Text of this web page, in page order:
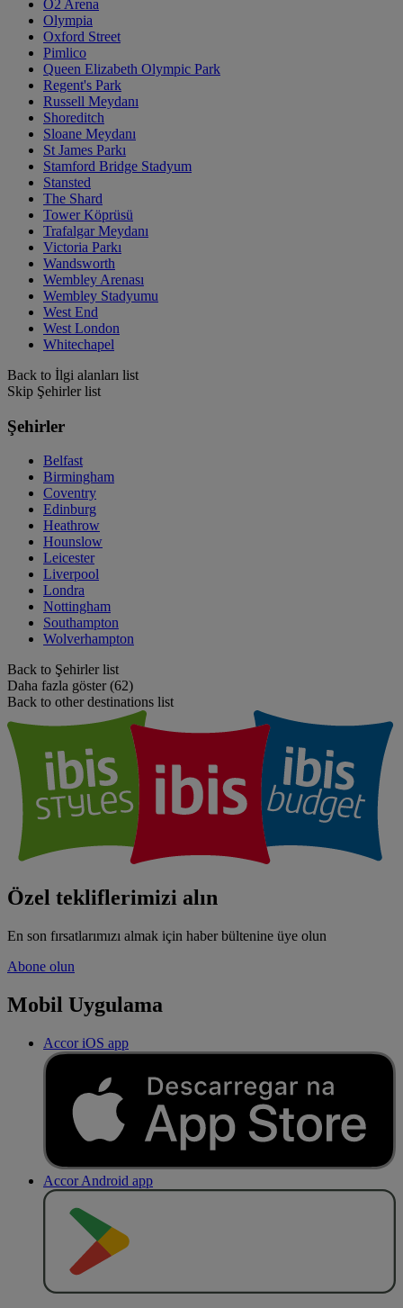
O2 Arena
Olympia
Oxford Street
Pimlico
Queen Elizabeth Olympic Park
Regent's Park
Russell Meydanı
Shoreditch
Sloane Meydanı
St James Parkı
Stamford Bridge Stadyum
Stansted
The Shard
Tower Köprüsü
Trafalgar Meydanı
Victoria Parkı
Wandsworth
Wembley Arenası
Wembley Stadyumu
West End
West London
Whitechapel
Back to İlgi alanları list
Skip Şehirler list
Şehirler
Belfast
Birmingham
Coventry
Edinburg
Heathrow
Hounslow
Leicester
Liverpool
Londra
Nottingham
Southampton
Wolverhampton
Back to Şehirler list
Daha fazla göster (62)
Back to other destinations list
Özel tekliflerimizi alın
En son fırsatlarımızı almak için haber bültenine üye olun
Abone olun
Mobil Uygulama
Accor iOS app
Accor Android app